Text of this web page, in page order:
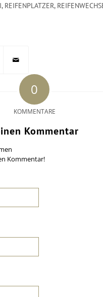
, REIFENPLATZER,
0
KOMMENTARE
Kommentar
Kommentar!